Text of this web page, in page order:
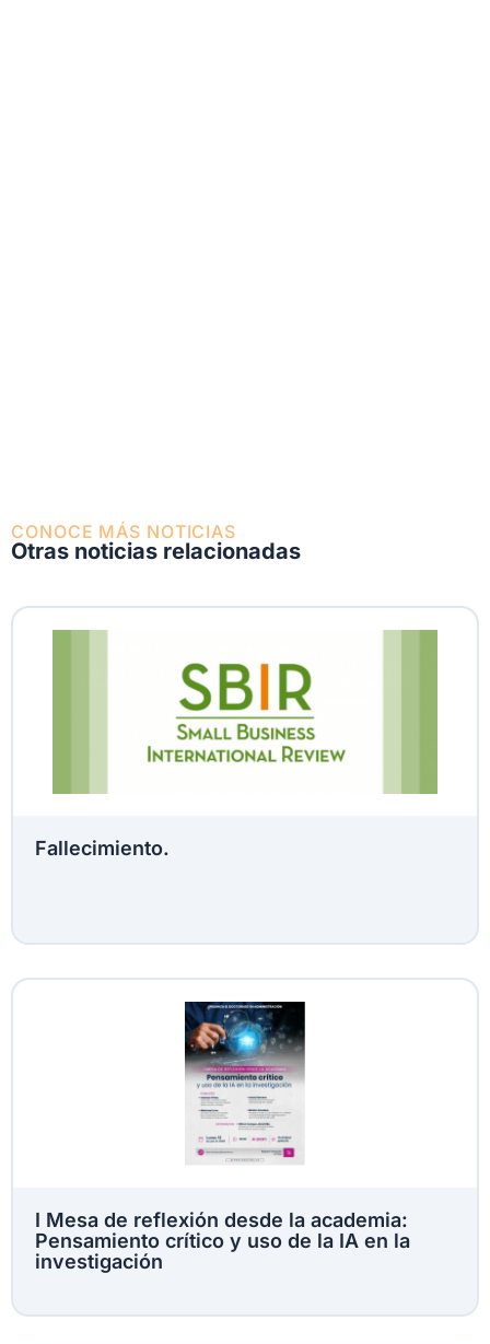
CONOCE MÁS NOTICIAS
Otras noticias relacionadas
Fallecimiento.
I Mesa de reflexión desde la academia:
Pensamiento crítico y uso de la IA en la
investigación